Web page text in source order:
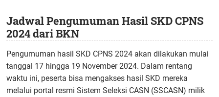
Jadwal Pengumuman Hasil SKD CPNS
2024 dari BKN
Pengumuman hasil SKD CPNS 2024 akan dilakukan mulai
tanggal 17 hingga 19 November 2024. Dalam rentang
waktu ini, peserta bisa mengakses hasil SKD mereka
melalui portal resmi Sistem Seleksi CASN (SSCASN) milik